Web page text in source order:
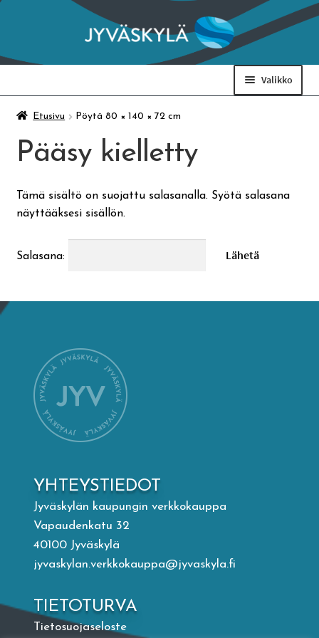
Siirry
navigointiin
Siirry
sisältöön
Valikko
Taidemuseo & Ratamo
Suomen käsityön museo
Skeittihalli
Taideapteekki
Kirjasto
Valon Kaupunki
Lasten Lysti & LystiKylä-festivaali
English
Etusivu Pöytä 80 × 140 × 72 cm
Pääsy kielletty
Tämä sisältö on suojattu salasanalla. Syötä salasana
näyttääksesi sisällön.
Salasana:
YHTEYSTIEDOT
Jyväskylän kaupungin verkkokauppa
Vapaudenkatu 32
40100 Jyväskylä
jyvaskylan.verkkokauppa@jyvaskyla.fi
TIETOTURVA
Tietosuojaseloste